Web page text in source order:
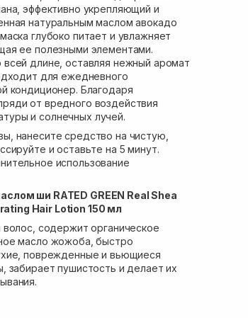
эффективно укрепляющий и
натуральным маслом авокадо
глубоко питает и увлажняет
ее полезными элементами.
длине, оставляя нежный аромат
для ежедневного
кондиционер. Благодаря
от вредного воздействия
и солнечных лучей.
нанесите средство на чистую,
и оставьте на 5 минут.
использование
ши RATED GREEN Real Shea
Hair Lotion 150 мл
содержит органическое
масло жожоба, быстро
поврежденные и вьющиеся
забирает пушистость и делает их